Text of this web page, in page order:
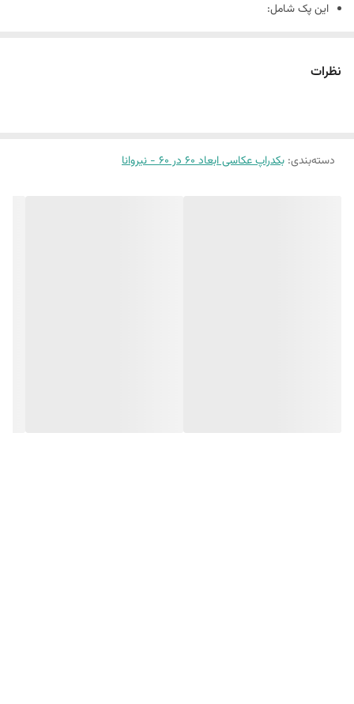
این پک شامل:
(طرح پرفروش اختصاصی نیروانا است)
نظرات
دسته‌بندی: بکدراپ عکاسی ابعاد 60 در 60 - نیروانا